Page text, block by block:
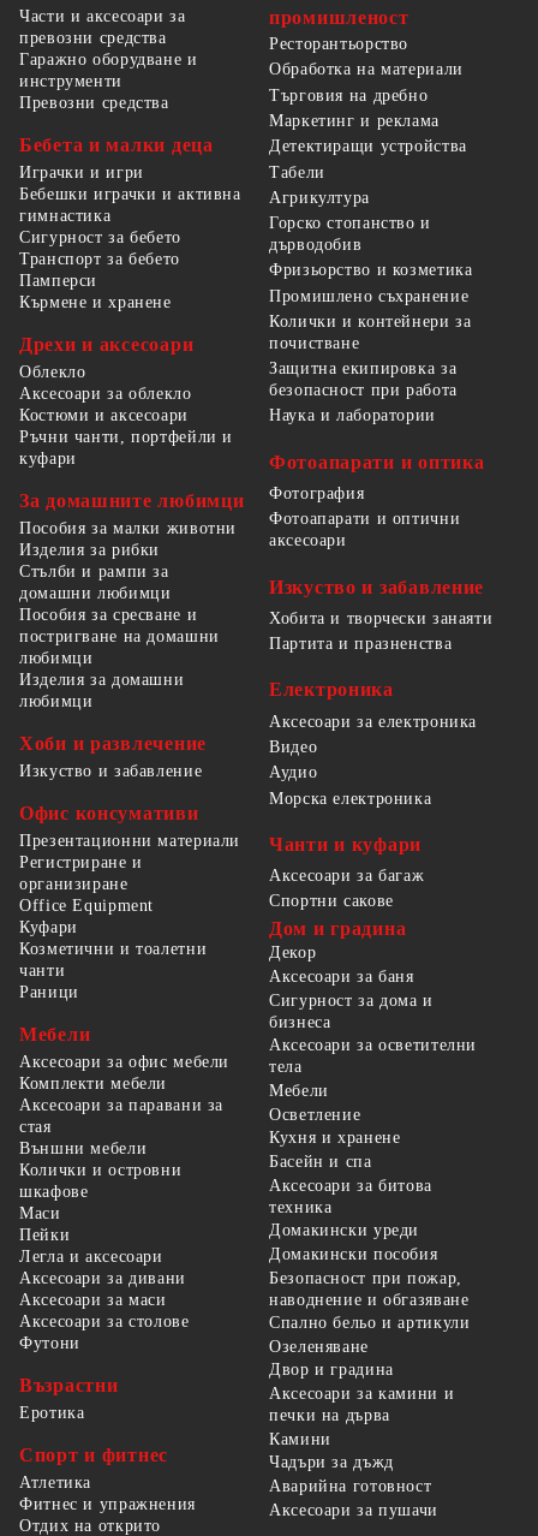
Части и аксесоари за
превозни средства
Гаражно оборудване и
инструменти
Превозни средства
Бебета и малки деца
Играчки и игри
Бебешки играчки и активна
гимнастика
Сигурност за бебето
Транспорт за бебето
Памперси
Кърмене и хранене
Дрехи и аксесоари
Облекло
Аксесоари за облекло
Костюми и аксесоари
Ръчни чанти, портфейли и
куфари
За домашните любимци
Пособия за малки животни
Изделия за рибки
Стълби и рампи за
домашни любимци
Пособия за сресване и
постригване на домашни
любимци
Изделия за домашни
любимци
Хоби и развлечение
Изкуство и забавление
Офис консумативи
Презентационни материали
Регистриране и
организиране
Office Equipment
промишленост
Ресторантьорство
Обработка на материали
Търговия на дребно
Маркетинг и реклама
Детектиращи устройства
Табели
Агрикултура
Горско стопанство и
дърводобив
Фризьорство и козметика
Промишлено съхранение
Колички и контейнери за
почистване
Защитна екипировка за
безопасност при работа
Наука и лаборатории
Фотоапарати и оптика
Фотография
Фотоапарати и оптични
аксесоари
Изкуство и забавление
Хобита и творчески занаяти
Партита и празненства
Електроника
Аксесоари за електроника
Видео
Аудио
Морска електроника
Чанти и куфари
Аксесоари за багаж
Спортни сакове
Куфари
Козметични и тоалетни
чанти
Раници
Мебели
Аксесоари за офис мебели
Комплекти мебели
Аксесоари за паравани за
стая
Външни мебели
Колички и островни
шкафове
Маси
Пейки
Легла и аксесоари
Аксесоари за дивани
Аксесоари за маси
Аксесоари за столове
Футони
Възрастни
Еротика
Спорт и фитнес
Атлетика
Фитнес и упражнения
Отдих на открито
Дом и градина
Декор
Аксесоари за баня
Сигурност за дома и
бизнеса
Аксесоари за осветителни
тела
Мебели
Осветление
Кухня и хранене
Басейн и спа
Аксесоари за битова
техника
Домакински уреди
Домакински пособия
Безопасност при пожар,
наводнение и обгазяване
Спално бельо и артикули
Озеленяване
Двор и градина
Аксесоари за камини и
печки на дърва
Камини
Чадъри за дъжд
Аварийна готовност
Аксесоари за пушачи